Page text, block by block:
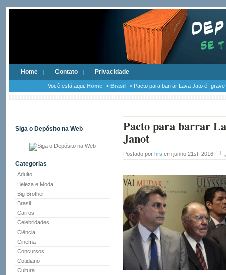
Home Contato Privacidade
Você está aqui: Home -> Brasil -> Pacto para barrar Lava Jato é
Siga o Depósito na Web
Categorias
Adulto
Beleza e Moda
Big Brother
Brasil
Carros
Celebridades
Ciência
Cinema
Concursos
Cotidiano
Cultura
Pacto para barrar
Janot
Postado por hrs em junho 21st, 2016